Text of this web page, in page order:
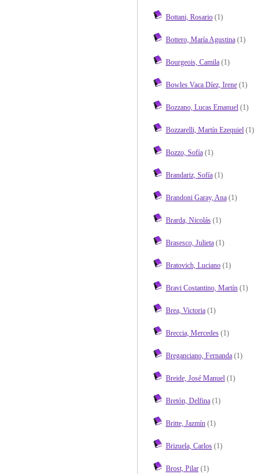
Bottani, Rosario(1)
Bottero, María Agustina(1)
Bourgeois, Camila(1)
Bowles Vaca Díez, Irene(1)
Bozzano, Lucas Emanuel(1)
Bozzarelli, Martín Ezequiel(1)
Bozzo, Sofía(1)
Brandariz, Sofía(1)
Brandoni Garay, Ana(1)
Brarda, Nicolás(1)
Brasesco, Julieta(1)
Bratovich, Luciano(1)
Bravi Costantino, Martín(1)
Brea, Victoria(1)
Breccia, Mercedes(1)
Breganciano, Fernanda(1)
Breide, José Manuel(1)
Bretón, Delfina(1)
Britte, Jazmín(1)
Brizuela, Carlos(1)
Brost, Pilar(1)